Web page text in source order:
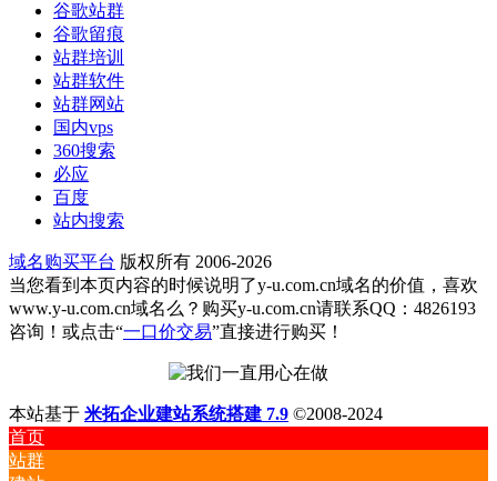
谷歌站群
谷歌留痕
站群培训
站群软件
站群网站
国内vps
360搜索
必应
百度
站内搜索
域名购买平台 版权所有 2006-2026
当您看到本页内容的时候说明了y-u.com.cn域名的价值，喜欢
www.y-u.com.cn域名么？购买y-u.com.cn请联系QQ：4826193
咨询！或点击“一口价交易”直接进行购买！
本站基于 米拓企业建站系统搭建 7.9 ©2008-2024
首页
站群